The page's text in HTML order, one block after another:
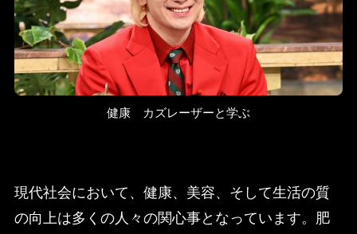
健康 カズレーザーと学ぶ
現代社会において、健康、美容、そして生活の質
の向上は多くの人々の関心事となっています。肥